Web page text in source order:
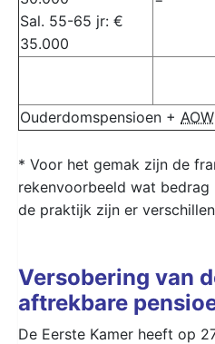
Sal. 55-65 jr: €
35.000
Ouderdomspensioen + AOW
* Voor het gemak zijn de
rekenvoorbeeld wat
de praktijk zijn er
Versobering van
aftrekbare
De Eerste Kamer heeft op